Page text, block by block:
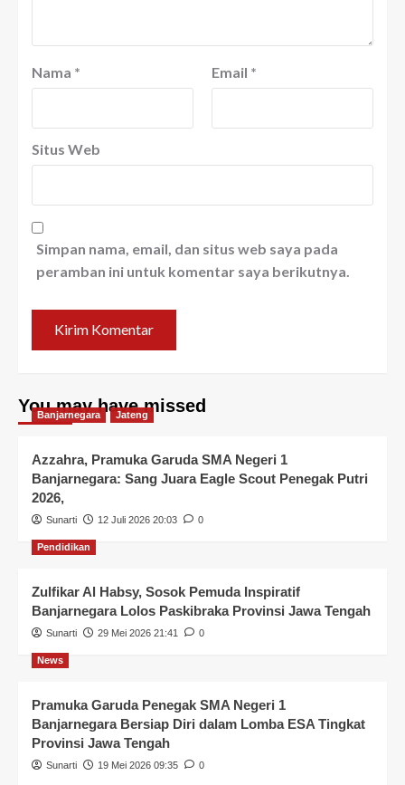
Nama * Email *
Situs Web
Simpan nama, email, dan situs web saya pada
peramban ini untuk komentar saya berikutnya.
You may have missed
Banjarnegara Jateng
Azzahra, Pramuka Garuda SMA Negeri 1
Banjarnegara: Sang Juara Eagle Scout Penegak Putri
2026,
Sunarti 12 Juli 2026 20:03 0
Pendidikan
Zulfikar Al Habsy, Sosok Pemuda Inspiratif
Banjarnegara Lolos Paskibraka Provinsi Jawa Tengah
Sunarti 29 Mei 2026 21:41 0
News
Pramuka Garuda Penegak SMA Negeri 1
Banjarnegara Bersiap Diri dalam Lomba ESA Tingkat
Provinsi Jawa Tengah
Sunarti 19 Mei 2026 09:35 0